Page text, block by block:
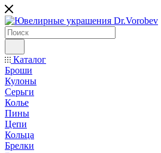
Каталог
Броши
Кулоны
Серьги
Колье
Пины
Цепи
Кольца
Брелки